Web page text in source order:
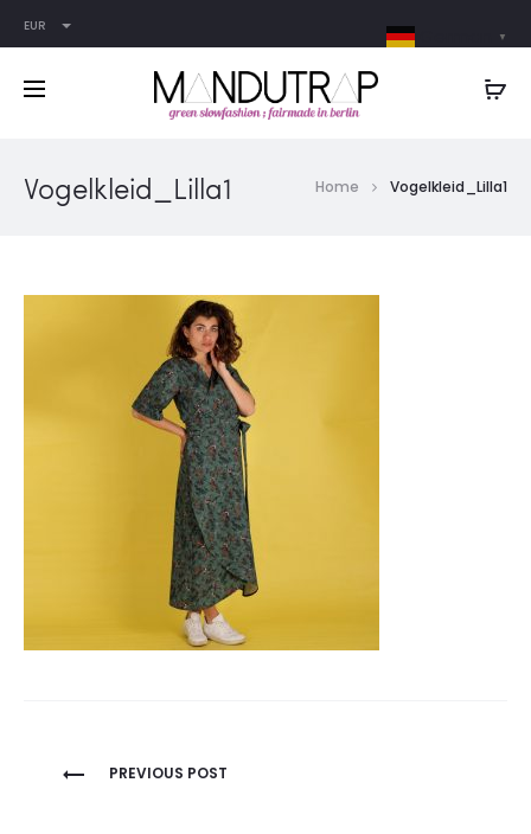
EUR
Vogelkleid_Lilla1 Home Vogelkleid_Lilla1
Beitragsnavigation
PREVIOUS POST
▼